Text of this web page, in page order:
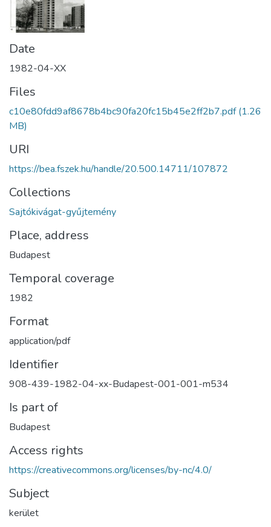
Date
1982-04-XX
Files
c10e80fdd9af8678b4bc90fa20fc15b45e2ff2b7.pdf(1.26
MB)
URI
https://bea.fszek.hu/handle/20.500.14711/107872
Collections
Sajtókivágat-gyűjtemény
Place, address
Budapest
Temporal coverage
1982
Format
application/pdf
Identifier
908-439-1982-04-xx-Budapest-001-001-m534
Is part of
Budapest
Access rights
https://creativecommons.org/licenses/by-nc/4.0/
Subject
kerület